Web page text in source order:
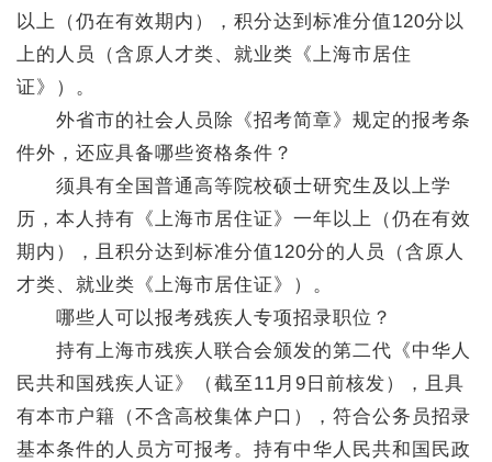
以上（仍在有效期内），积分达到标准分值120分以
上的人员（含原人才类、就业类《上海市居住
证》）。
外省市的社会人员除《招考简章》规定的报考条
件外，还应具备哪些资格条件？
须具有全国普通高等院校硕士研究生及以上学
历，本人持有《上海市居住证》一年以上（仍在有效
期内），且积分达到标准分值120分的人员（含原人
才类、就业类《上海市居住证》）。
哪些人可以报考残疾人专项招录职位？
持有上海市残疾人联合会颁发的第二代《中华人
民共和国残疾人证》（截至11月9日前核发），且具
有本市户籍（不含高校集体户口），符合公务员招录
基本条件的人员方可报考。持有中华人民共和国民政